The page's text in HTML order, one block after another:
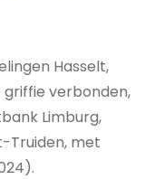
Hasselt,
griffie verbonden,
Limburg,
Truiden, met